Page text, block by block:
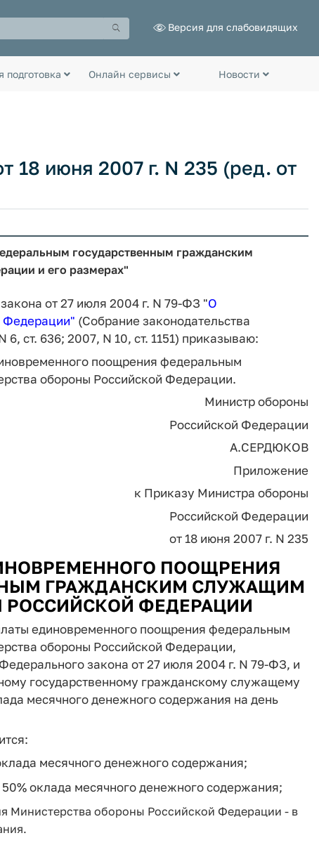
Версия для слабовидящих
подготовка Онлайн сервисы Новости
июня 2007 г. N 235 (ред. от
государственным гражданским
и его размерах"
от 27 июля 2004 г. N 79-ФЗ "О
Федерации" (Собрание законодательства
ст. 636; 2007, N 10, ст. 1151) приказываю:
поощрения федеральным
обороны Российской Федерации.
Министр обороны
Российской Федерации
А.СЕРДЮКОВ
Приложение
к Приказу Министра обороны
Российской Федерации
от 18 июня 2007 г. N 235
ПООЩРЕНИЯ
ГРАЖДАНСКИМ СЛУЖАЩИМ
ФЕДЕРАЦИИ
единовременного поощрения федеральным
обороны Российской Федерации,
закона от 27 июля 2004 г. N 79-ФЗ, и
государственному гражданскому служащему
месячного денежного содержания на день
месячного денежного содержания;
оклада месячного денежного содержания;
Министерства обороны Российской Федерации - в